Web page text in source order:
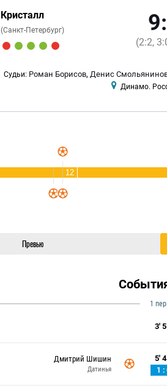
Кристалл
(Санкт-Петербург)
(2:2,
Судьи: Роман Борисов, Денис
Динамо.
12
Превью
1
3'
Дмитрий Шишин
Датинья
5'
1 :